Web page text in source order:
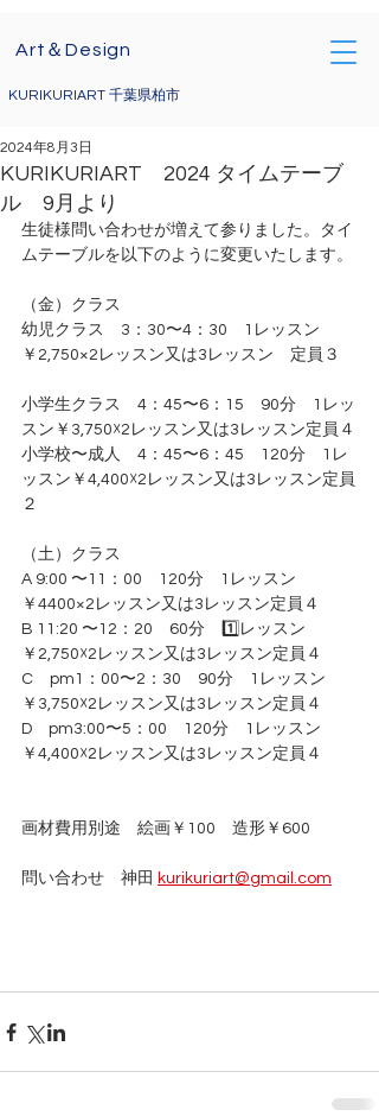
Art＆Design
KURIKURIART 千葉県柏市
KURIKURIART 2024 タイムテーブ
ル 9月より
2024年8月3日
生徒様問い合わせが増えて参りました。タイ
ムテーブルを以下のように変更いたします。
（金）クラス
幼児クラス　3：30〜4：30　1レッスン
￥2,750×2レッスン又は3レッスン　定員３
小学生クラス　4：45〜6：15　90分　1レッ
スン￥3,750☓2レッスン又は3レッスン定員４
小学校〜成人　4：45〜6：45　120分　1レ
ッスン￥4,400☓2レッスン又は3レッスン定員
２
（土）クラス
A 9:00 〜11：00　120分　1レッスン
￥4400×2レッスン又は3レッスン定員４
B 11:20 〜12：20　60分　1️⃣レッスン
￥2,750☓2レッスン又は3レッスン定員４
C　pm1：00〜2：30　90分　1レッスン
￥3,750☓2レッスン又は3レッスン定員４
D　pm3:00〜5：00　120分　1レッスン
￥4,400☓2レッスン又は3レッスン定員４
画材費用別途　絵画￥100　造形￥600
問い合わせ　神田 kurikuriart@gmail.com